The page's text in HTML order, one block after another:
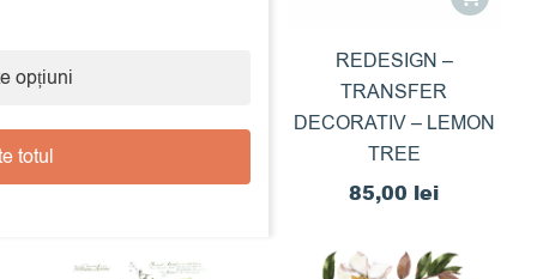
DECORATIV – LEMON
REDESIGN –
TRANSFER
DECORATIV – LEMON
TREE
85,00 lei
opțiuni
totul